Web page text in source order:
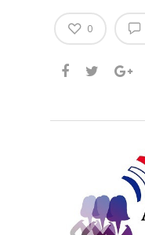
0